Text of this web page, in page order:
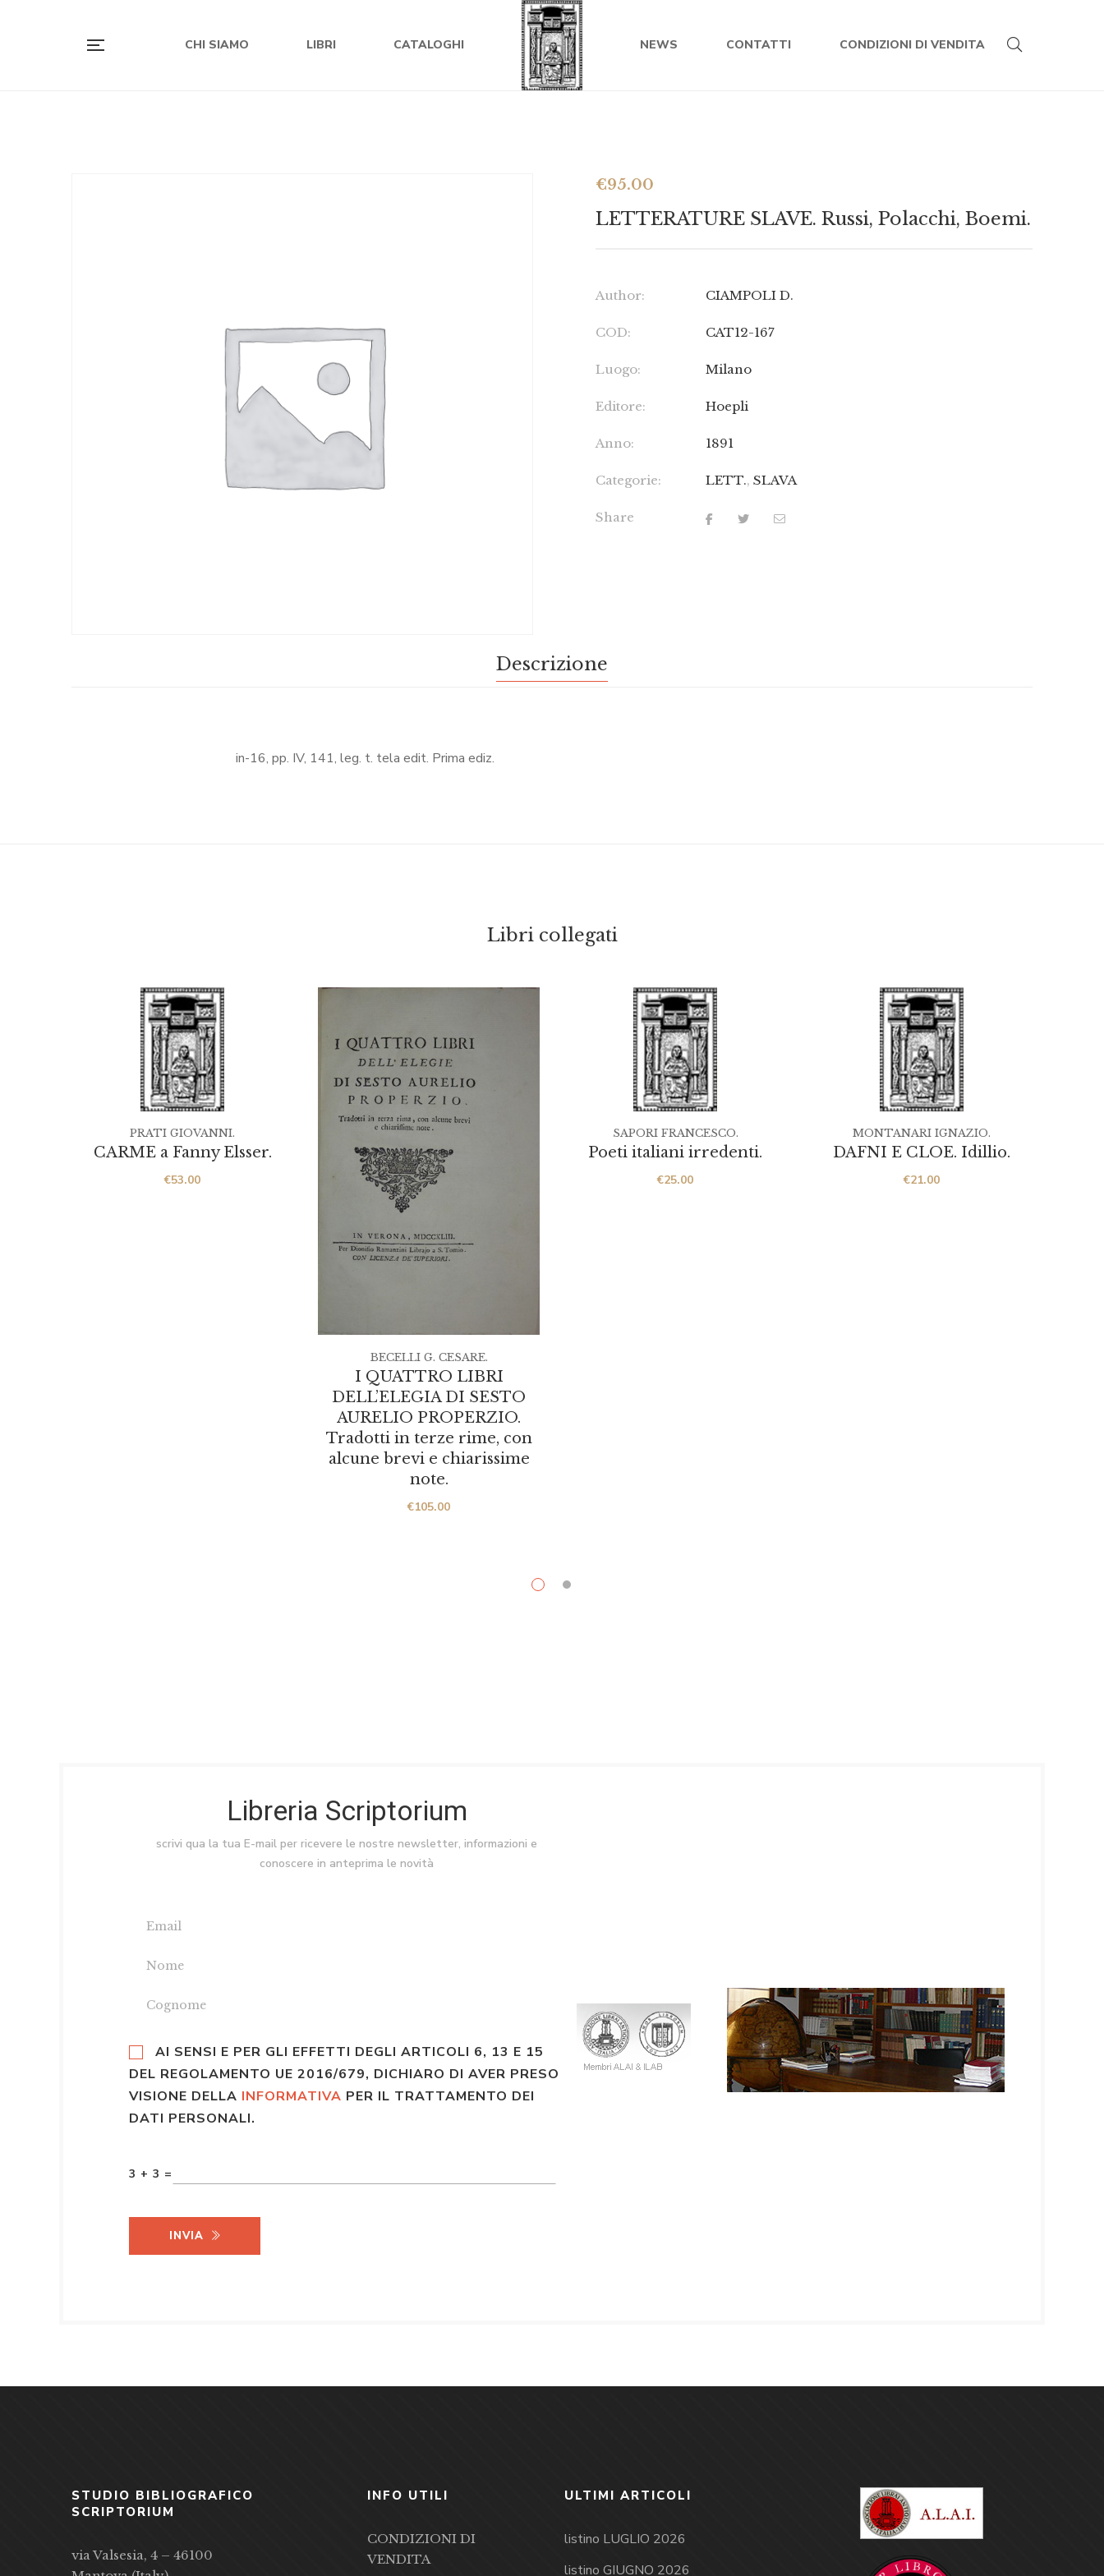
CHI SIAMO LIBRI CATALOGHI NEWS CONTATTI CONDIZIONI DI VENDITA
€95.00
LETTERATURE SLAVE. Russi, Polacchi, Boemi.
Author: CIAMPOLI D.
COD: CAT12-167
Luogo: Milano
Editore: Hoepli
Anno: 1891
Categorie: LETT.,SLAVA
Share
Descrizione
in-16, pp. IV, 141, leg. t. tela edit. Prima ediz.
Libri collegati
CARME a Fanny Elsser.
€53.00
PRATI GIOVANNI.
I QUATTRO LIBRI
DELL’ELEGIA DI SESTO
AURELIO PROPERZIO.
Tradotti in terze rime, con
alcune brevi e chiarissime
note.
€105.00
BECELLI G. CESARE.
Poeti italiani irredenti.
€25.00
SAPORI FRANCESCO.
DAFNI E CLOE. Idillio.
€21.00
MONTANARI IGNAZIO.
Libreria Scriptorium
scrivi qua la tua E-mail per ricevere le nostre newsletter, informazioni e
conoscere in anteprima le novità
AI SENSI E PER GLI EFFETTI DEGLI ARTICOLI 6, 13 E 15
DEL REGOLAMENTO UE 2016/679, DICHIARO DI AVER PRESO
VISIONE DELLA INFORMATIVA PER IL TRATTAMENTO DEI
DATI PERSONALI.
3 + 3 =
INVIA
STUDIO BIBLIOGRAFICO
SCRIPTORIUM
via Valsesia, 4 – 46100
INFO UTILI
CONDIZIONI DI
VENDITA
ULTIMI ARTICOLI
listino LUGLIO 2026
listino GIUGNO 2026